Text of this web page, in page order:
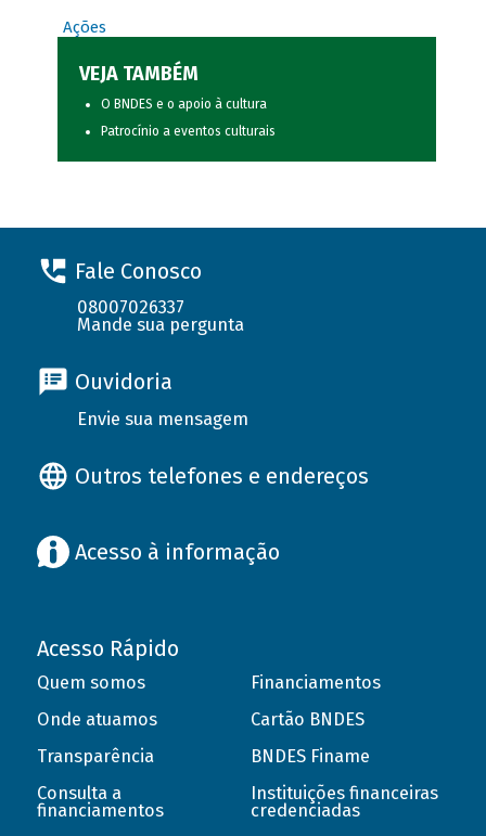
Ações
VEJA TAMBÉM
O BNDES e o apoio à cultura
Patrocínio a eventos culturais
Fale Conosco
08007026337
Mande sua pergunta
Ouvidoria
Envie sua mensagem
Outros telefones e endereços
Acesso à informação
Acesso Rápido
Quem somos
Onde atuamos
Transparência
Consulta a
financiamentos
Financiamentos
Cartão BNDES
BNDES Finame
Instituições financeiras
credenciadas